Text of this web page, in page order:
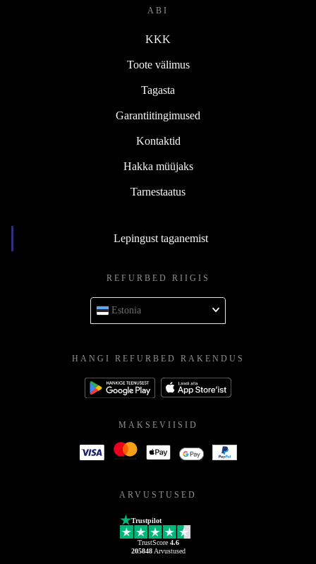
ABI
KKK
Toote välimus
Tagasta
Garantiitingimused
Kontaktid
Hakka müüjaks
Tarnestaatus
Lepingust taganemist
REFURBED RIIGIS
Estonia
HANGI REFURBED RAKENDUS
MAKSEVIISID
ARVUSTUSED
Trustpilot
TrustScore 4.6
205848Arvustused